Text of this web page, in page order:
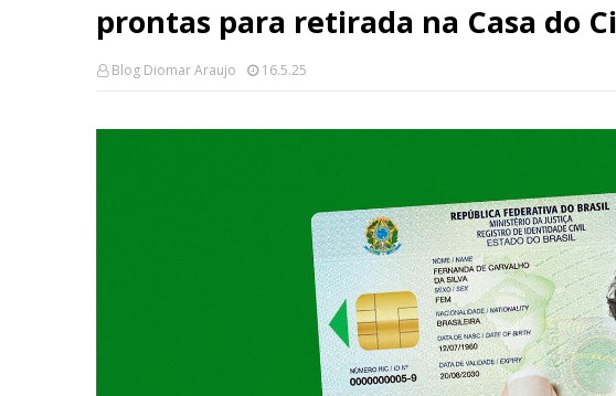
prontas para retirada na Casa do
Blog Diomar Araujo 16.5.25